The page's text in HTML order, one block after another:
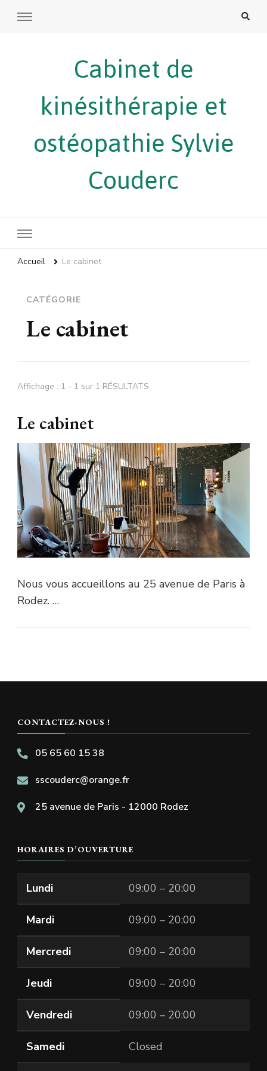
Cabinet de
kinésithérapie et
ostéopathie Sylvie
Couderc
Accueil Le cabinet
CATÉGORIE
Le cabinet
Affichage : 1 - 1 sur 1 RÉSULTATS
Le cabinet
Nous vous accueillons au 25 avenue de Paris à
Rodez. …
CONTACTEZ-NOUS !
05 65 60 15 38
sscouderc@orange.fr
25 avenue de Paris - 12000 Rodez
HORAIRES D’OUVERTURE
Lundi 09:00 – 20:00
Mardi 09:00 – 20:00
Mercredi 09:00 – 20:00
Jeudi 09:00 – 20:00
Vendredi 09:00 – 20:00
Samedi Closed